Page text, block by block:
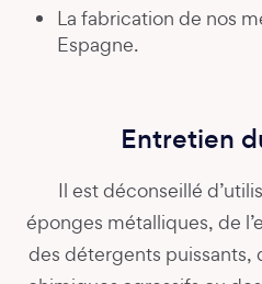
La fabrication de nos
Espagne.
Entretien
Il est déconseillé
éponges métalliques, de
des détergents puissants,